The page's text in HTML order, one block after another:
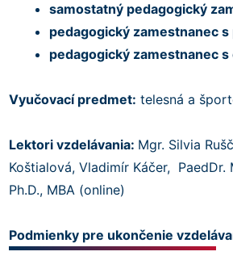
samostatný pedagogický
pedagogický zamestnanec
pedagogický zamestnanec
Vyučovací predmet: telesná a
Lektori vzdelávania: Mgr. Silvia
Koštialová, Vladimír Káčer, PaedDr.
Ph.D., MBA (online)
Podmienky pre ukončenie